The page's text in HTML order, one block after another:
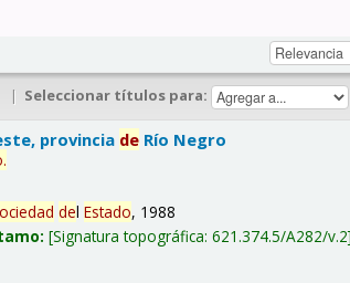
| Seleccionar títulos para:
provincia de Río Negro
.
delEstado, 1988
Signatura topográfica:621.374.5/A282/v.2